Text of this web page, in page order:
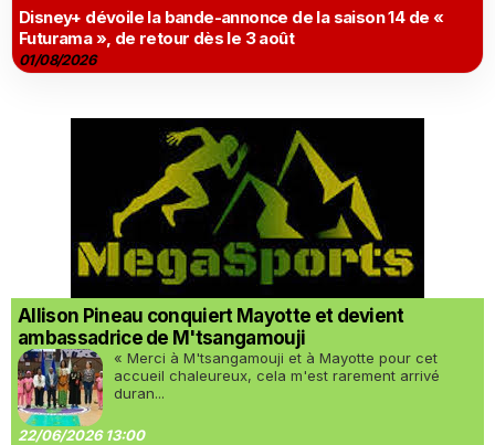
Disney+ dévoile la bande-annonce de la saison 14 de «
Futurama », de retour dès le 3 août
01/08/2026
Allison Pineau conquiert Mayotte et devient
ambassadrice de M'tsangamouji
« Merci à M'tsangamouji et à Mayotte pour cet
accueil chaleureux, cela m'est rarement arrivé
duran...
22/06/2026 13:00